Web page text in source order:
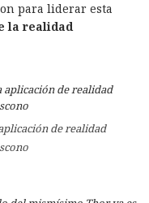
para liderar esta
la realidad
de realidad